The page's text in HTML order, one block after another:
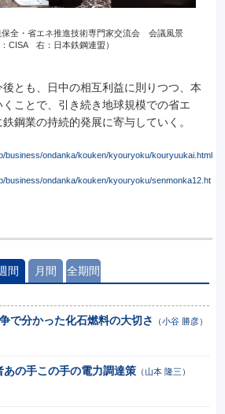
保全・省エネ推進技術専門家交流会 会議風景
：CISA 右：日本鉄鋼連盟）
とも、日中の相互利益に則りつつ、本
ことで、引き続き地球規模での省エ
鋼業の持続的発展に寄与していく。
business/ondanka/kouken/kyouryoku/kouryuukai.html
business/ondanka/kouken/kyouryoku/senmonka12.ht
間 月間 全期間
で分かった化石燃料の大切さ
（小谷 勝彦）
あの手この手の電力調達策（山本 隆三 ）